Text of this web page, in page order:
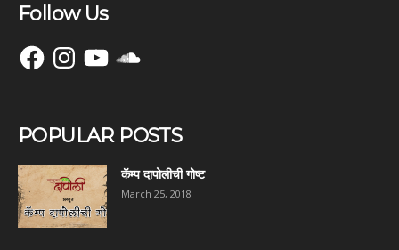
Follow Us
FacebookInstagramYouTubeSoundCloud
POPULAR POSTS
कॅम्प दापोलीची गोष्ट
March 25, 2018